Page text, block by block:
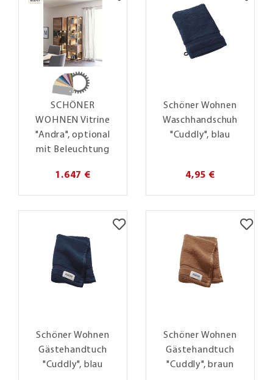
SCHÖNER
WOHNEN Vitrine
"Andra", optional
mit Beleuchtung
1.647 €
Schöner Wohnen
Waschhandschuh
"Cuddly", blau
4,95 €
Schöner Wohnen
Gästehandtuch
"Cuddly", blau
Schöner Wohnen
Gästehandtuch
"Cuddly", braun